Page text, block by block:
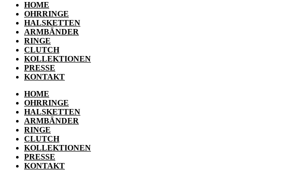
HOME
OHRRINGE
HALSKETTEN
ARMBÄNDER
RINGE
CLUTCH
KOLLEKTIONEN
PRESSE
KONTAKT
HOME
OHRRINGE
HALSKETTEN
ARMBÄNDER
RINGE
CLUTCH
KOLLEKTIONEN
PRESSE
KONTAKT